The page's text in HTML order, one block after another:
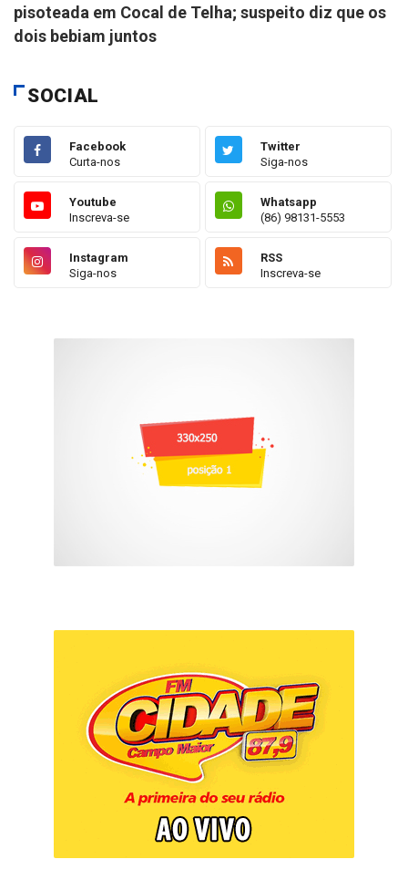
pisoteada em Cocal de Telha; suspeito diz que os
dois bebiam juntos
SOCIAL
Facebook
Curta-nos
Twitter
Siga-nos
Youtube
Inscreva-se
Whatsapp
(86) 98131-5553
Instagram
Siga-nos
RSS
Inscreva-se